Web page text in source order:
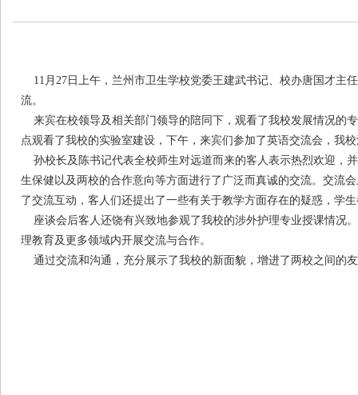
11月27日上午，兰州市卫生学校党委王建武书记、校办唐国才主
流。
来宾在校领导及相关部门领导的陪同下，观看了我校发展情况的
点观看了我校的实验室建设，下午，来宾们参加了英语交流会，我
孙校长及陈书记代表全校师生对远道而来的客人表示热烈欢迎，
生保健以及两校的合作意向等方面进行了广泛而真诚的交流。交流
了交流互动，客人们还提出了一些有关于教学方面存在的疑惑，学
座谈会后客人还饶有兴致地参观了我校的涉外护理专业授课情况
理教育及更多领域内开展交流与合作。
通过交流和沟通，充分展示了我校的新面貌，增进了两校之间的